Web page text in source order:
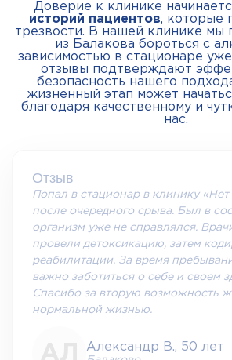
Доверие к клинике
историй пациентов, которые
трезвости. В нашей клинике мы
из Балакова бороться с
зависимостью в стационаре
отзывы подтверждают
безопасность нашего
жизненный этап может
благодаря качественному и
нас.
Отзыв
Попал в стационар в клинику «Нет
после очередного срыва. Был в
организм уже не справлялся.
провели детоксикацию, затем
реабилитации. За время
важно заботиться о себе и своем
Спасибо за вторую возможность
нормальной жизнью.
Александр В., 50 лет